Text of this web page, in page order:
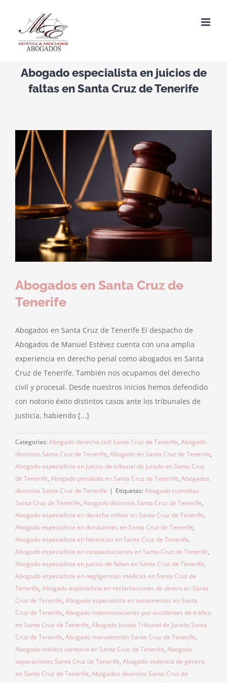
contenido
Abogado especialista en juicios de
faltas en Santa Cruz de Tenerife
Abogados en Santa Cruz de
Tenerife
Abogados en Santa Cruz de Tenerife El despacho de
Abogados de Manuel Estévez cuenta con una amplia
experiencia en derecho penal como abogados en Santa
Cruz de Tenerife. También nos ocupamos del derecho
civil y procesal. Desde nuestros inicios hemos defendido
con notorio éxito distintos casos ante los tribunales de
justicia, habiendo [...]
Categorías: Abogado derecho civil Santa Cruz de Tenerife, Abogado
divorcios Santa Cruz de Tenerife, Abogado en Santa Cruz de Tenerife,
Abogado especialista en juicios de tribunal de jurado en Santa Cruz
de Tenerife, Abogado penalista en Santa Cruz de Tenerife, Abogados
divorcios Santa Cruz de Tenerife | Etiquetas: Abogado custodias
Santa Cruz de Tenerife, Abogado divorcios Santa Cruz de Tenerife,
Abogado especialista en derecho militar en Santa Cruz de Tenerife,
Abogado especialista en donaciones en Santa Cruz de Tenerife,
Abogado especialista en herencias en Santa Cruz de Tenerife,
Abogado especialista en incapacitaciones en Santa Cruz de Tenerife,
Abogado especialista en juicios de faltas en Santa Cruz de Tenerife,
Abogado especialista en negligencias médicas en Santa Cruz de
Tenerife, Abogado especialista en reclamaciones de dinero en Santa
Cruz de Tenerife, Abogado especialista en testamentos en Santa
Cruz de Tenerife, Abogado indemnizaciones por accidentes de tráfico
en Santa Cruz de Tenerife, Abogado Juicios Tribunal de Jurado Santa
Cruz de Tenerife, Abogado manutención Santa Cruz de Tenerife,
Abogado médico sanitario en Santa Cruz de Tenerife, Abogado
separaciones Santa Cruz de Tenerife, Abogado violencia de género
en Santa Cruz de Tenerife, Abogados divorcios Santa Cruz de